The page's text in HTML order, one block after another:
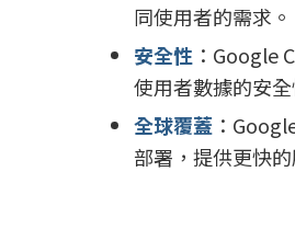
同使用者的需求。
安全性 ：Google
使用者數據的安全
全球覆蓋 ：
部署，提供更快